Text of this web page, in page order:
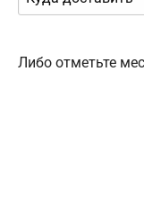
Либо отметьте